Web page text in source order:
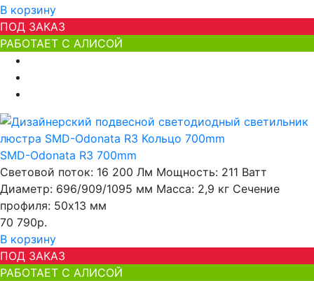
В корзину
ПОД ЗАКАЗ
РАБОТАЕТ С АЛИСОЙ
SMD-Odonata R3 700mm
Световой поток: 16 200 Лм Мощность: 211 Ватт
Диаметр: 696/909/1095 мм Масса: 2,9 кг Сечение
профиля: 50х13 мм
70 790р.
В корзину
ПОД ЗАКАЗ
РАБОТАЕТ С АЛИСОЙ